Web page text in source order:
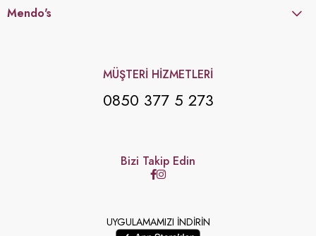
Mendo's
MÜŞTERİ HİZMETLERİ
0850 377 5 273
Bizi Takip Edin
UYGULAMAMIZI İNDİRİN